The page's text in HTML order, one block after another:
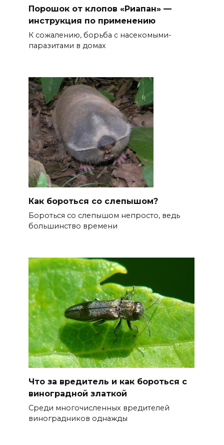
Порошок от клопов «Риапан» —
инструкция по применению
К сожалению, борьба с насекомыми-
паразитами в домах
Как бороться со слепышом?
Бороться со слепышом непросто, ведь
большинство времени
Что за вредитель и как бороться с
виноградной златкой
Среди многочисленных вредителей
виноградников однажды